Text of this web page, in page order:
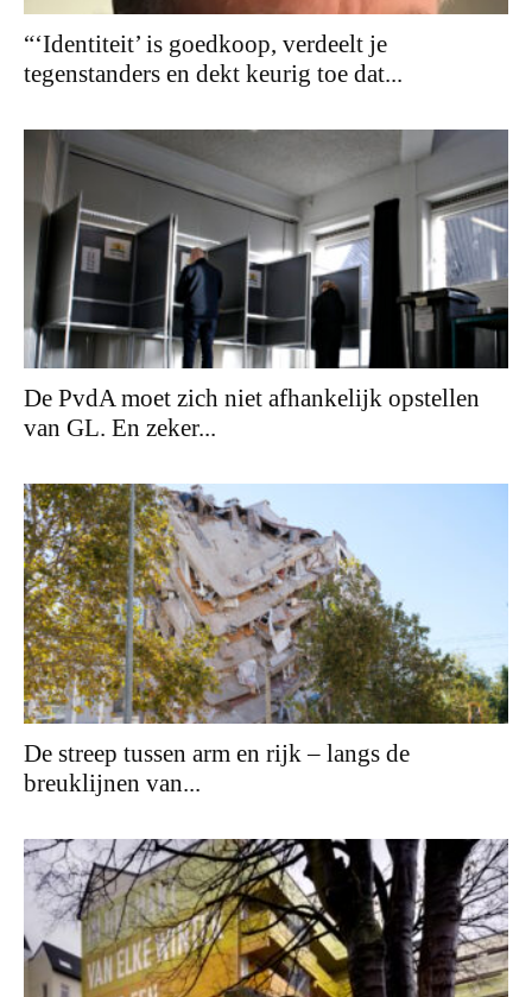
“‘Identiteit’ is goedkoop, verdeelt je
tegenstanders en dekt keurig toe dat...
De PvdA moet zich niet afhankelijk opstellen
van GL. En zeker...
De streep tussen arm en rijk – langs de
breuklijnen van...